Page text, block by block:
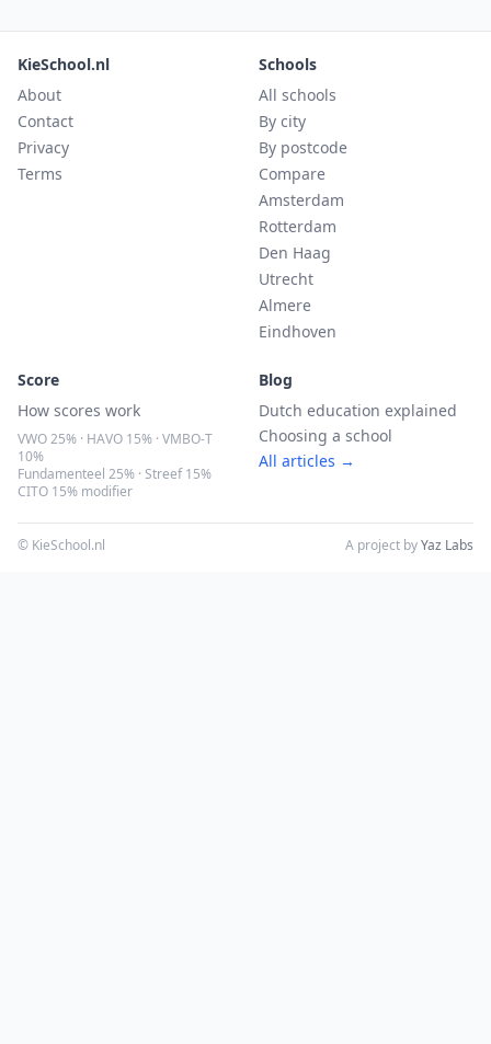
KieSchool.nl
About
Contact
Privacy
Terms
Schools
All schools
By city
By postcode
Compare
Amsterdam
Rotterdam
Den Haag
Utrecht
Almere
Eindhoven
Score
How scores work
VWO 25% · HAVO 15% · VMBO-T
10%
Fundamenteel 25% · Streef 15%
CITO 15% modifier
Blog
Dutch education explained
Choosing a school
All articles →
© KieSchool.nl A project byYaz Labs